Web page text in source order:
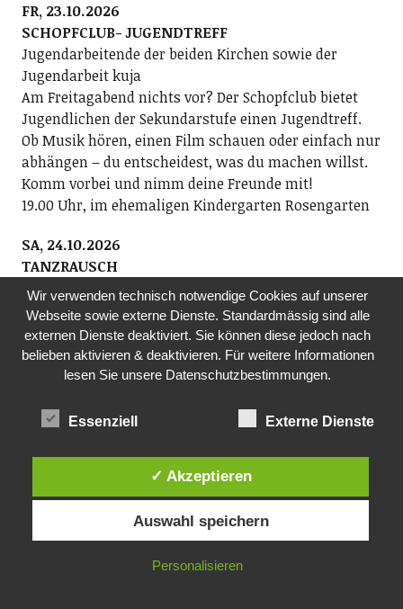
FR, 23.10.2026
SCHOPFCLUB- JUGENDTREFF
Jugendarbeitende der beiden Kirchen sowie der
Jugendarbeit kuja
Am Freitagabend nichts vor? Der Schopfclub bietet
Jugendlichen der Sekundarstufe einen Jugendtreff.
Ob Musik hören, einen Film schauen oder einfach nur
abhängen – du entscheidest, was du machen willst.
Komm vorbei und nimm deine Freunde mit!
19.00 Uhr, im ehemaligen Kindergarten Rosengarten
SA, 24.10.2026
TANZRAUSCH
Tanzrausch-Team
Danceparty Ü40 mit den besten Tanz-Tracks querbeet
von den 1950-2026 (weitere Infos: www.tanzraus.ch)
ab 20.30 Uhr, Bürgi (Gerbestrasse 19), Richterswil
TREFF AM FREITAG
Der Treff am Freitag bietet die Möglichkeit des
Austausches für alle Interessierten. Nach einem
kurzen Impuls zu einem Thema, kann ausgiebig
darüber diskutiert werden.
14.00 Uhr, Jugendheim, kath. Kirche Richterswil
Wir verwenden technisch notwendige Cookies auf unserer
Webseite sowie externe Dienste. Standardmässig sind alle
externen Dienste deaktiviert. Sie können diese jedoch nach
belieben aktivieren & deaktivieren. Für weitere Informationen
lesen Sie unsere Datenschutzbestimmungen.
Essenziell Externe Dienste
✓ Akzeptieren
Auswahl speichern
Personalisieren